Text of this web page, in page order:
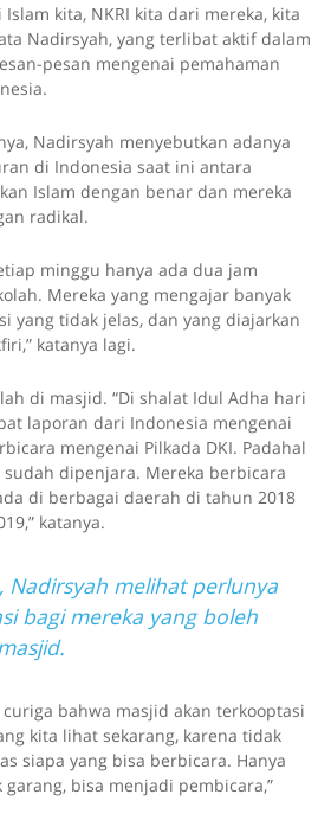
kita, NKRI kita dari mereka, kita
Nadirsyah, yang terlibat aktif dalam
pesan mengenai pemahaman
Nadirsyah menyebutkan adanya
di Indonesia saat ini antara
Islam dengan benar dan mereka
radikal.
minggu hanya ada dua jam
Mereka yang mengajar banyak
yang tidak jelas, dan yang diajarkan
katanya lagi.
di masjid. “Di shalat Idul Adha hari
laporan dari Indonesia mengenai
mengenai Pilkada DKI. Padahal
dipenjara. Mereka berbicara
di berbagai daerah di tahun 2018
katanya.
Nadirsyah melihat perlunya
bagi mereka yang boleh
bahwa masjid akan terkooptasi
kita lihat sekarang, karena tidak
siapa yang bisa berbicara. Hanya
bisa menjadi pembicara,”